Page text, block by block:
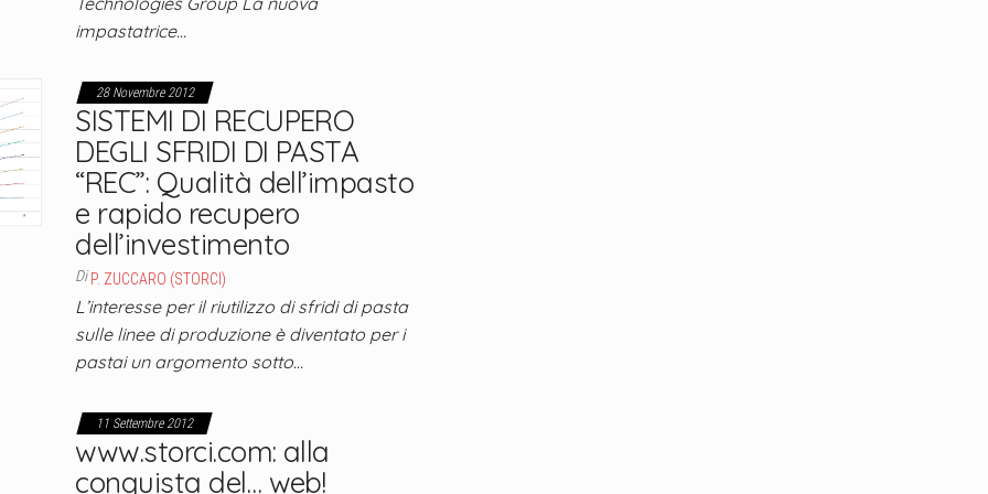
impastatrice…
28 Novembre 2012
SISTEMI DI RECUPERO
DEGLI SFRIDI DI PASTA
“REC”: Qualità dell’impasto
e rapido recupero
dell’investimento
Di P. ZUCCARO (STORCI)
L’interesse per il riutilizzo di sfridi di pasta
sulle linee di produzione è diventato per i
pastai un argomento sotto…
11 Settembre 2012
www.storci.com: alla
conquista del… web!